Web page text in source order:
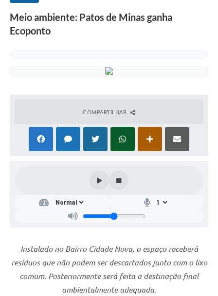
Meio ambiente: Patos de Minas ganha
Ecoponto
COMPARTILHAR
Instalado no Bairro Cidade Nova, o espaço receberá
resíduos que não podem ser descartados junto com o lixo
comum. Posteriormente será feita a destinação final
ambientalmente adequada.